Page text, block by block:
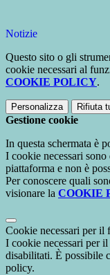
Notizie
Questo sito o gli
cookie necessari al
COOKIE POLICY.
Personalizza Rifiuta
Gestione cookie
In questa schermata è
I cookie necessari
piattaforma e non è
Per conoscere quali
visionare la COOKIE
Cookie necessari per il
I cookie necessari per
disabilitati. È possibile
policy.